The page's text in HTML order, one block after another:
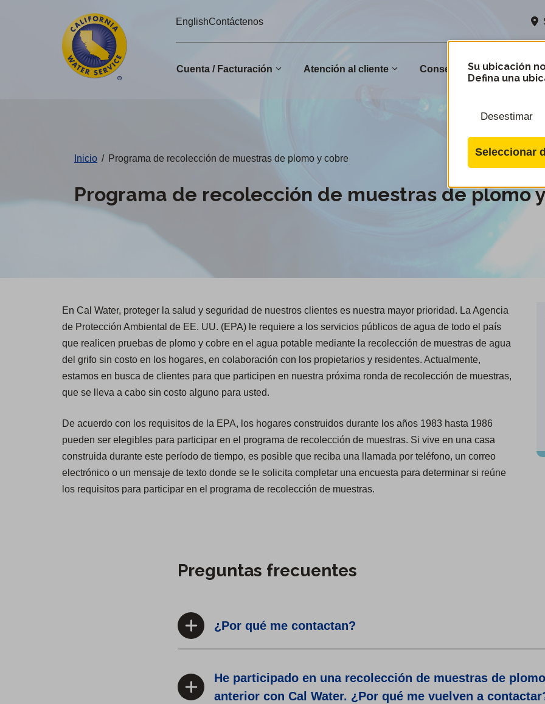
EnglishContáctenos
Cuenta / Facturación Atención al cliente ConservaciónSu ubicación
Defina una
Desestimar
Seleccionar
Inicio / Programa de recolección de muestras de plomo y cobre
Programa de recolección de muestras de plomo
En Cal Water, proteger la salud y seguridad de nuestros clientes es nuestra mayor prioridad. La Agencia
de Protección Ambiental de EE. UU. (EPA) le requiere a los servicios públicos de agua de todo el país
que realicen pruebas de plomo y cobre en el agua potable mediante la recolección de muestras de agua
del grifo sin costo en los hogares, en colaboración con los propietarios y residentes. Actualmente,
estamos en busca de clientes para que participen en nuestra próxima ronda de recolección de muestras,
que se lleva a cabo sin costo alguno para usted.
De acuerdo con los requisitos de la EPA, los hogares construidos durante los años 1983 hasta 1986
pueden ser elegibles para participar en el programa de recolección de muestras. Si vive en una casa
construida durante este período de tiempo, es posible que reciba una llamada por teléfono, un correo
electrónico o un mensaje de texto donde se le solicita completar una encuesta para determinar si reúne
los requisitos para participar en el programa de recolección de muestras.
Preguntas frecuentes
¿Por qué me contactan?
He participado en una recolección de muestras de
anterior con Cal Water. ¿Por qué me vuelven a